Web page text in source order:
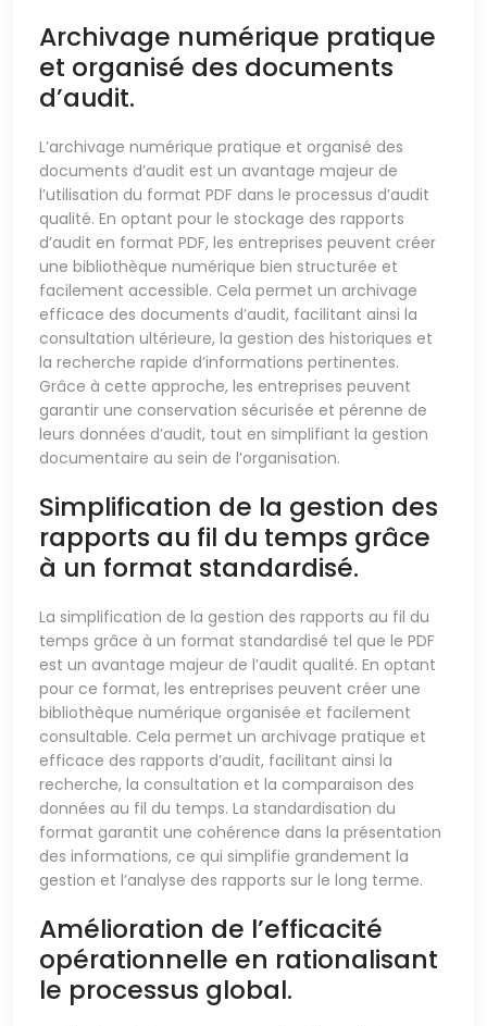
Archivage numérique pratique
et organisé des documents
d’audit.
L’archivage numérique pratique et organisé des
documents d’audit est un avantage majeur de
l’utilisation du format PDF dans le processus d’audit
qualité. En optant pour le stockage des rapports
d’audit en format PDF, les entreprises peuvent créer
une bibliothèque numérique bien structurée et
facilement accessible. Cela permet un archivage
efficace des documents d’audit, facilitant ainsi la
consultation ultérieure, la gestion des historiques et
la recherche rapide d’informations pertinentes.
Grâce à cette approche, les entreprises peuvent
garantir une conservation sécurisée et pérenne de
leurs données d’audit, tout en simplifiant la gestion
documentaire au sein de l’organisation.
Simplification de la gestion des
rapports au fil du temps grâce
à un format standardisé.
La simplification de la gestion des rapports au fil du
temps grâce à un format standardisé tel que le PDF
est un avantage majeur de l’audit qualité. En optant
pour ce format, les entreprises peuvent créer une
bibliothèque numérique organisée et facilement
consultable. Cela permet un archivage pratique et
efficace des rapports d’audit, facilitant ainsi la
recherche, la consultation et la comparaison des
données au fil du temps. La standardisation du
format garantit une cohérence dans la présentation
des informations, ce qui simplifie grandement la
gestion et l’analyse des rapports sur le long terme.
Amélioration de l’efficacité
opérationnelle en rationalisant
le processus global.